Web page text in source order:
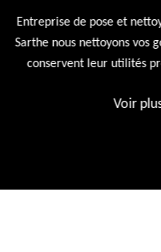
Société de
artisans expert en
des produits